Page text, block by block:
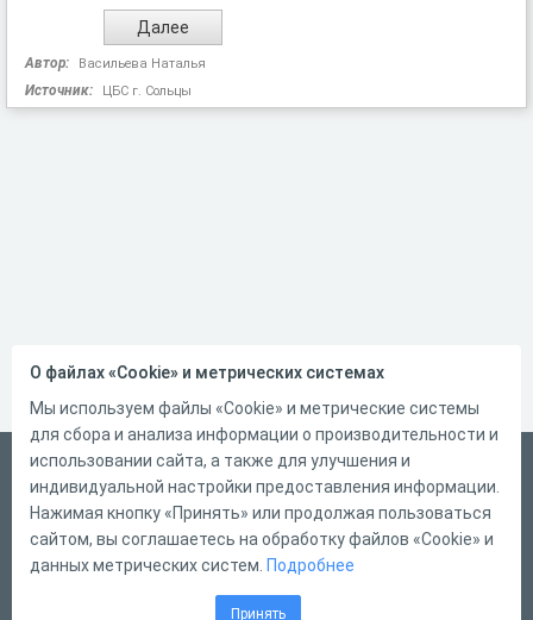
Автор: Васильева Наталья
Источник: ЦБС г. Сольцы
Русский
Справка
Форма обратной связи
О файлах «Cookie» и метрических системах
Мы используем файлы «Cookie» и метрические системы
для сбора и анализа информации о производительности и
использовании сайта, а также для улучшения и
индивидуальной настройки предоставления информации.
Нажимая кнопку «Принять» или продолжая пользоваться
сайтом, вы соглашаетесь на обработку файлов «Cookie» и
данных метрических систем. Подробнее
Принять